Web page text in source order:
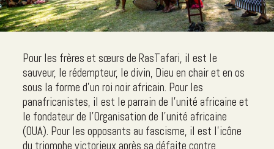
Pour les frères et sœurs de RasTafari, il est le
sauveur, le rédempteur, le divin, Dieu en chair et en os
sous la forme d'un roi noir africain. Pour les
panafricanistes, il est le parrain de l'unité africaine et
le fondateur de l'Organisation de l'unité africaine
(OUA). Pour les opposants au fascisme, il est l'icône
du triomphe victorieux après sa défaite contre